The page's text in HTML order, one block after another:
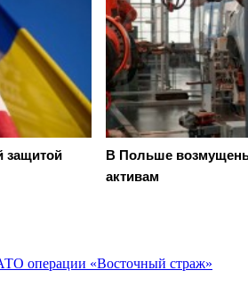
защитой
В Польше
активам
операции «Восточный страж»